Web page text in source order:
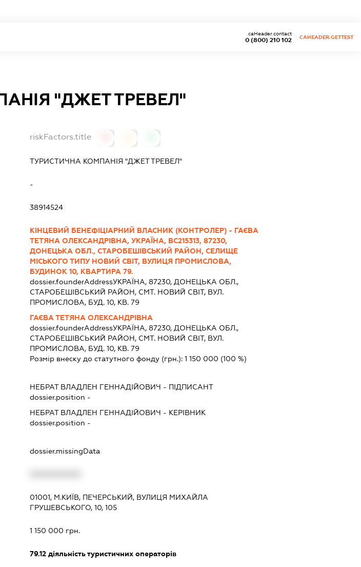
0 (800) 210 102
caHeader.contact
CAHEADER.GETTEST
"ДЖЕТ ТРЕВЕЛ"
riskFactors.title
ТУРИСТИЧНА КОМПАНІЯ "ДЖЕТ ТРЕВЕЛ"
-
38914524
КІНЦЕВИЙ БЕНЕФІЦІАРНИЙ ВЛАСНИК (КОНТРОЛЕР) - ГАЄВА
ТЕТЯНА ОЛЕКСАНДРІВНА, УКРАЇНА, ВС215313, 87230,
ДОНЕЦЬКА ОБЛ., СТАРОБЕШІВСЬКИЙ РАЙОН, СЕЛИЩЕ
МІСЬКОГО ТИПУ НОВИЙ СВІТ, ВУЛИЦЯ ПРОМИСЛОВА,
БУДИНОК 10, КВАРТИРА 79.
dossier.founderAddressУКРАЇНА, 87230, ДОНЕЦЬКА ОБЛ.,
СТАРОБЕШIВСЬКИЙ РАЙОН, СМТ. НОВИЙ СВІТ, ВУЛ.
ПРОМИСЛОВА, БУД. 10, КВ. 79
ГАЄВА ТЕТЯНА ОЛЕКСАНДРІВНА
dossier.founderAddressУКРАЇНА, 87230, ДОНЕЦЬКА ОБЛ.,
СТАРОБЕШIВСЬКИЙ РАЙОН, СМТ. НОВИЙ СВІТ, ВУЛ.
ПРОМИСЛОВА, БУД. 10, КВ. 79
Розмір внеску до статутного фонду (грн.): 1 150 000 (100 %)
НЕБРАТ ВЛАДЛЕН ГЕННАДІЙОВИЧ - ПІДПИСАНТ
dossier.position -
НЕБРАТ ВЛАДЛЕН ГЕННАДІЙОВИЧ - КЕРІВНИК
dossier.position -
dossier.missingData
01001, М.КИЇВ, ПЕЧЕРСЬКИЙ, ВУЛИЦЯ МИХАЙЛА
ГРУШЕВСЬКОГО, 10, 105
1 150 000 грн.
79.12діяльність туристичних операторів